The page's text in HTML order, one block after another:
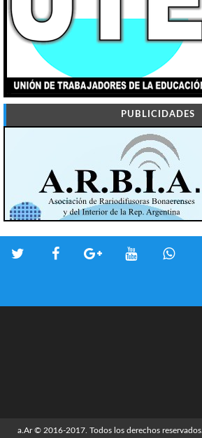
PUBLICIDADES
a.Ar© 2016-2017. Todos los derechos reservados.